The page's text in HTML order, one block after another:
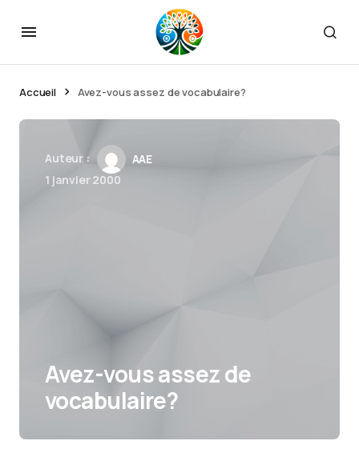
Accueil Avez-vous assez de vocabulaire?
Auteur :
AAE
1 janvier 2000
Avez-vous assez de
vocabulaire?